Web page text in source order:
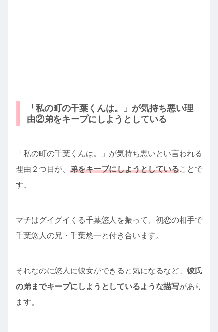
「私の町の千葉くんは。」が気持ち悪い理
由②弟をキープにしようとしている
「私の町の千葉くんは。」が気持ち悪いとい言われる
理由２つ目が、 弟をキープにしようとしていることで
す。
マチはグイグイくる千葉悠人を振って、初恋の相手で
千葉悠人の兄・千葉悠一と付き合います。
それなのに悠人に彼女ができると気になるなど、 彼氏
の弟までキープにしようとしているような描写があり
ます。